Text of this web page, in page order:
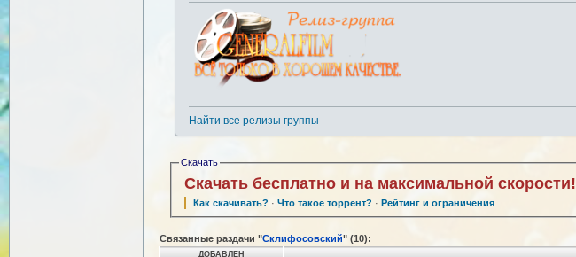
Найти все релизы группы
Скачать
Скачать бесплатно и на максимальной скорости!
Как скачивать? ·Что такое торрент? · Рейтинг и ограничения
Связанные раздачи "Склифосовский" (10):
ДОБАВЛЕН